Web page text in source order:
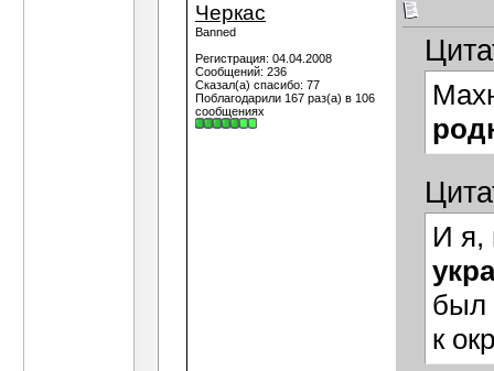
Черкас
Banned
Регистрация: 04.04.2008
Сообщений: 236
Сказал(а) спасибо: 77
Поблагодарили 167 раз(а) в 106
сообщениях
И я,
был
к